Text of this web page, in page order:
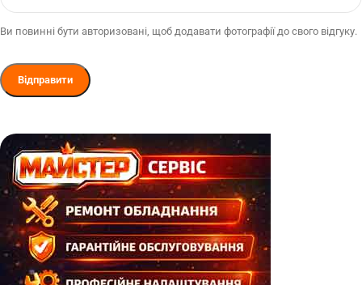
Ви повинні бути авторизовані, щоб додавати фотографії до свого відгуку.